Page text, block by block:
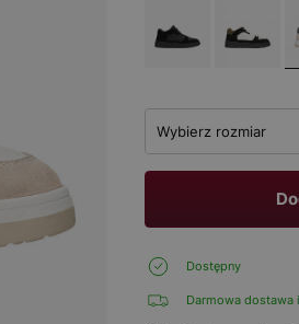
Wybierz rozmiar
Dostępny
Darmowa dostawa